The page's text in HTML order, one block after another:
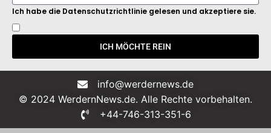
Ich habe die Datenschutzrichtlinie gelesen und akzeptiere sie.
ICH MÖCHTE REIN
info@werdernews.de
© 2024 WerdernNews.de. Alle Rechte vorbehalten.
+44-746-313-351-6